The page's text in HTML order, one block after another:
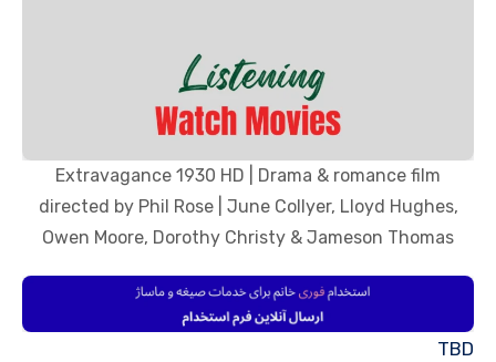
Extravagance 1930 HD | Drama & romance film
directed by Phil Rose | June Collyer, Lloyd Hughes,
Owen Moore, Dorothy Christy & Jameson Thomas
TBD